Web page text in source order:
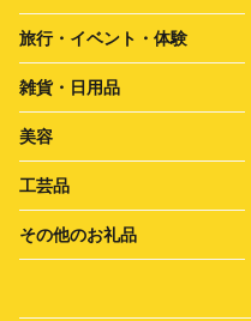
旅行・イベント・体験
雑貨・日用品
美容
工芸品
その他のお礼品